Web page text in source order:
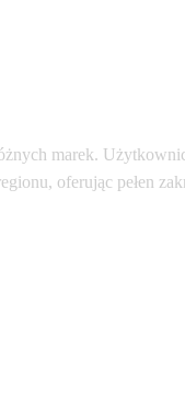
marek.
oferując pełen